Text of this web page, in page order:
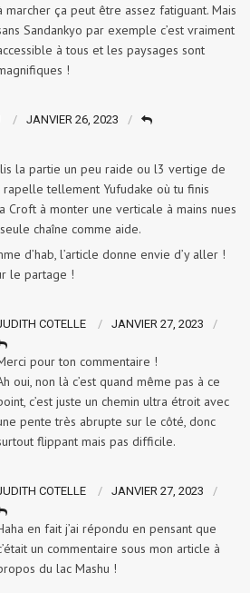
marcher ça peut être assez fatiguant. Mais
Sandankyo par exemple c’est vraiment
à tous et les paysages sont
!
JANVIER 26, 2023
la partie un peu raide ou l3 vertige de
rapelle tellement Yufudake où tu finis
Croft à monter une verticale à mains nues
chaîne comme aide.
d’hab, l’article donne envie d’y aller !
le partage !
COTELLE JANVIER 27, 2023
pour ton commentaire !
oui, non là c’est quand même pas à ce
c’est juste un chemin ultra étroit avec
pente très abrupte sur le côté, donc
flippant mais pas difficile.
COTELLE JANVIER 27, 2023
en fait j’ai répondu en pensant que
un commentaire sous mon article à
du lac Mashu !